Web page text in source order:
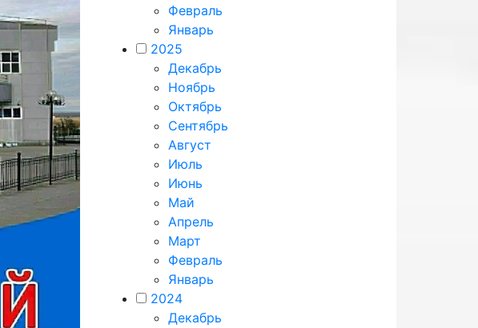
Февраль
Январь
2025
Декабрь
Ноябрь
Октябрь
Сентябрь
Август
Июль
Июнь
Май
Апрель
Март
Февраль
Январь
2024
Декабрь